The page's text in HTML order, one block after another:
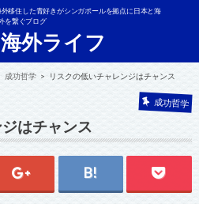
移住した青好きがシンガポールを拠点に日本と海
を繋ぐブログ
外ライフ
成功哲学 リスクの低いチャレンジはチャンス
成功哲学
はチャンス